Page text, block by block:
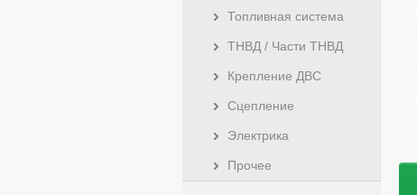
Топливная система
ТНВД / Части ТНВД
Крепление ДВС
Сцепление
Электрика
Прочее